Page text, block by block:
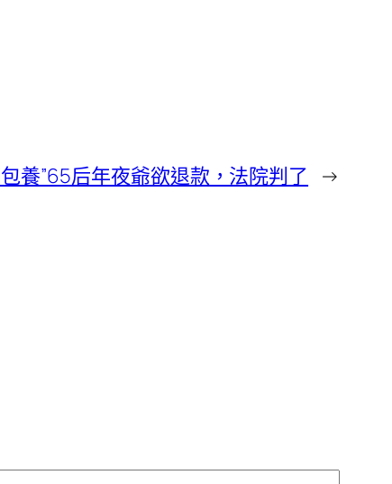
養”65后年夜爺欲退款，法院判了 →